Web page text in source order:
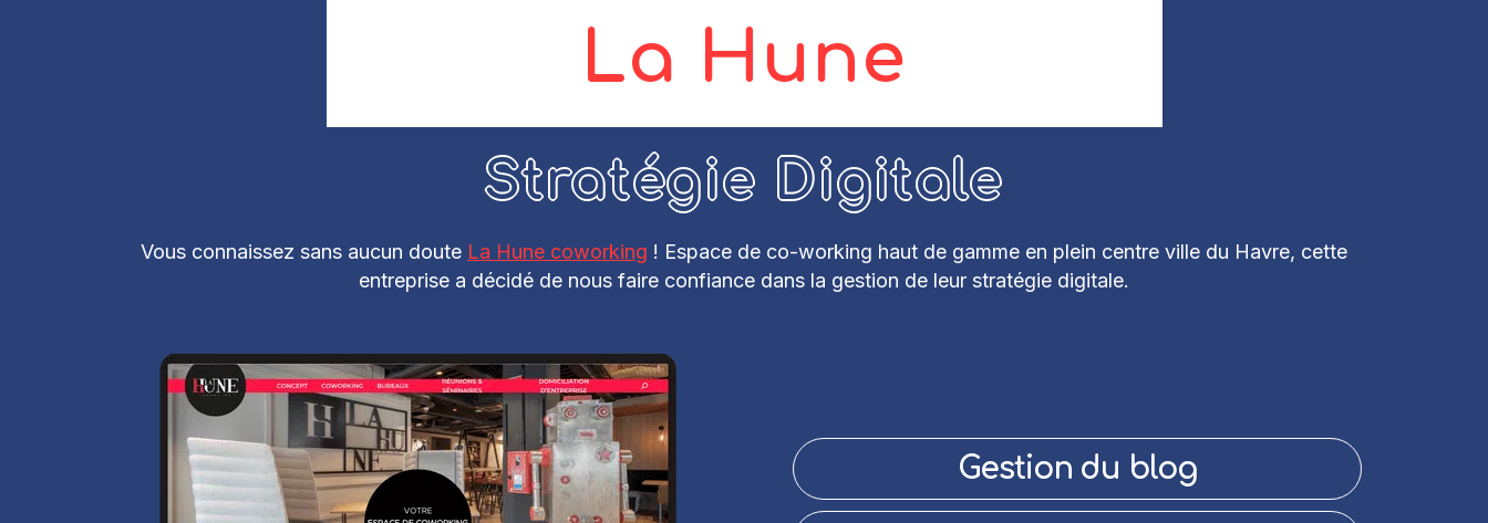
La Hune
Stratégie Digitale
Vous connaissez sans aucun doute La Hune coworking ! Espace de co-working haut de gamme en plein centre ville du Havre, cette
entreprise a décidé de nous faire confiance dans la gestion de leur stratégie digitale.
Gestion du blog